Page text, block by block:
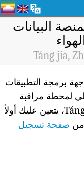
البيانات
Táng jiā,
برمجة التطبيقات
لمحطة مراقبة
جودة الهواء Táng jiā, Zhuhai (ID: H787)، يتعين عليك أولاً
صفحة تسجيل